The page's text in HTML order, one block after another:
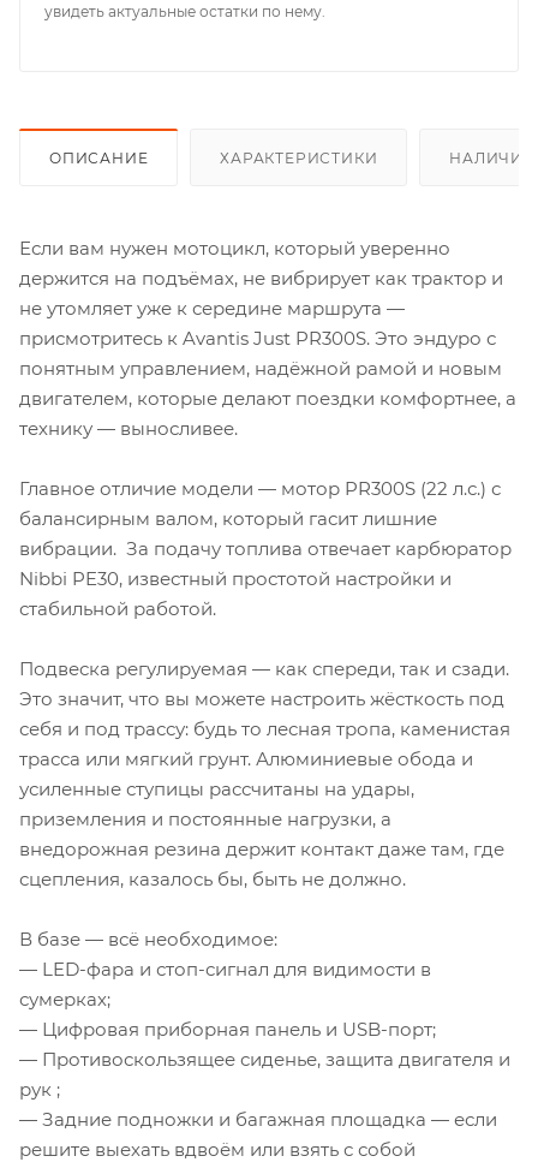
увидеть актуальные остатки по нему.
ОПИСАНИЕ ХАРАКТЕРИСТИКИ НАЛИЧИЕ
Если вам нужен мотоцикл, который уверенно
держится на подъёмах, не вибрирует как трактор и
не утомляет уже к середине маршрута —
присмотритесь к Avantis Just PR300S. Это эндуро с
понятным управлением, надёжной рамой и новым
двигателем, которые делают поездки комфортнее, а
технику — выносливее.
Главное отличие модели — мотор PR300S (22 л.с.) с
балансирным валом, который гасит лишние
вибрации. За подачу топлива отвечает карбюратор
Nibbi PE30, известный простотой настройки и
стабильной работой.
Подвеска регулируемая — как спереди, так и сзади.
Это значит, что вы можете настроить жёсткость под
себя и под трассу: будь то лесная тропа, каменистая
трасса или мягкий грунт. Алюминиевые обода и
усиленные ступицы рассчитаны на удары,
приземления и постоянные нагрузки, а
внедорожная резина держит контакт даже там, где
сцепления, казалось бы, быть не должно.
В базе — всё необходимое:
— LED-фара и стоп-сигнал для видимости в
сумерках;
— Цифровая приборная панель и USB-порт;
— Противоскользящее сиденье, защита двигателя и
рук ;
— Задние подножки и багажная площадка — если
решите выехать вдвоём или взять с собой